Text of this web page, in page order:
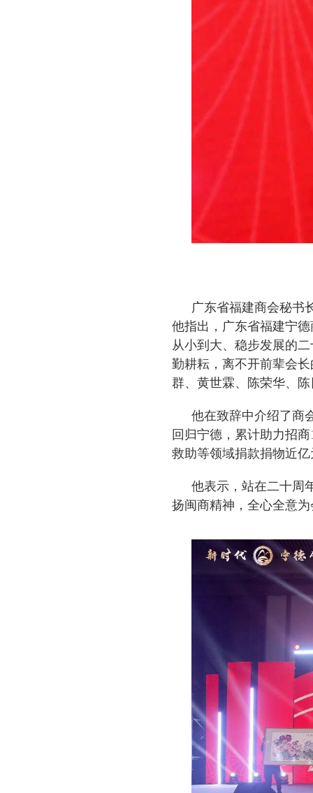
广东省福建商会秘书
他指出，广东省福建宁
从小到大、稳步发展的
勤耕耘，离不开前辈会
群、黄世霖、陈荣华、
他在致辞中介绍了商
回归宁德，累计助力招
救助等领域捐款捐物近
他表示，站在二十周
扬闽商精神，全心全意